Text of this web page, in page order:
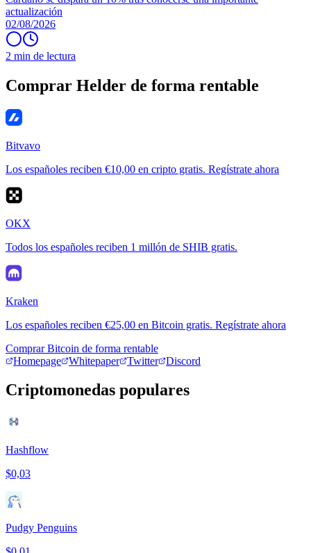
actualización
02/08/2026
2 min de lectura
Comprar Helder de forma rentable
Bitvavo
Los españoles reciben €10,00 en cripto gratis. Regístrate ahora
OKX
Todos los españoles reciben 1 millón de SHIB gratis.
Kraken
Los españoles reciben €25,00 en Bitcoin gratis. Regístrate ahora
Comprar Bitcoin de forma rentable
Homepage
Whitepaper Twitter Discord
Criptomonedas populares
Hashflow
$0,03
Pudgy Penguins